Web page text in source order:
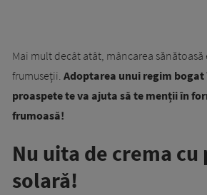
Mai mult decât atât, mâncarea sănătoasă
frumuseții. Adoptarea unui regim bogat
proaspete te va ajuta să te menții în
frumoasă!
Nu uita de crema
solară!